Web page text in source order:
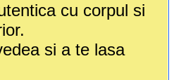
cu corpul si
si a te lasa